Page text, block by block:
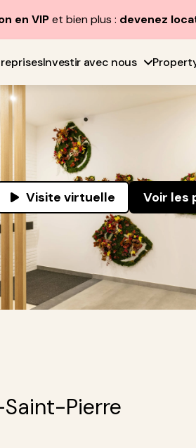
en VIPet bien plus : devenez
Investir avec nous
Visite virtuelle Voir les
Pierre